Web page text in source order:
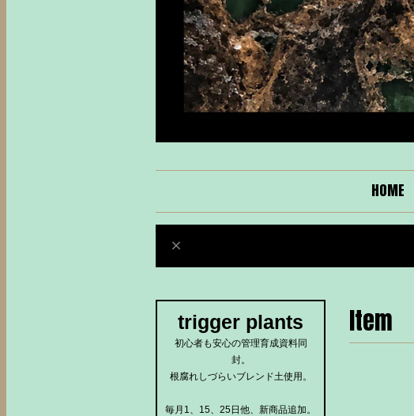
HOME
Item
trigger plants
初心者も安心の管理育成資料同
封。
根腐れしづらいブレンド土使用。
毎月1、15、25日他、新商品追加。